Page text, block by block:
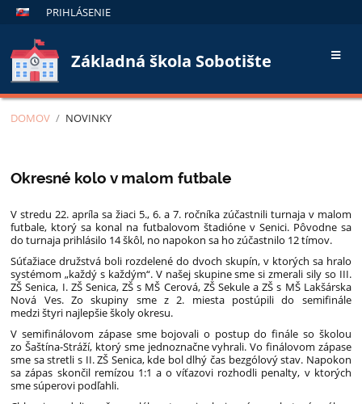
PRIHLÁSENIE
Základná škola Sobotište
DOMOV / NOVINKY
Okresné kolo v malom futbale
V stredu 22. apríla sa žiaci 5., 6. a 7. ročníka zúčastnili turnaja v malom
futbale, ktorý sa konal na futbalovom štadióne v Senici. Pôvodne sa
do turnaja prihlásilo 14 škôl, no napokon sa ho zúčastnilo 12 tímov.
Súťažiace družstvá boli rozdelené do dvoch skupín, v ktorých sa hralo
systémom „každý s každým“. V našej skupine sme si zmerali sily so III.
ZŠ Senica, I. ZŠ Senica, ZŠ s MŠ Cerová, ZŠ Sekule a ZŠ s MŠ Lakšárska
Nová Ves. Zo skupiny sme z 2. miesta postúpili do semifinále
medzi štyri najlepšie školy okresu.
V semifinálovom zápase sme bojovali o postup do finále so školou
zo Šaštína-Stráží, ktorý sme jednoznačne vyhrali. Vo finálovom zápase
sme sa stretli s II. ZŠ Senica, kde bol dlhý čas bezgólový stav. Napokon
sa zápas skončil remízou 1:1 a o víťazovi rozhodli penalty, v ktorých
sme súperovi podľahli.